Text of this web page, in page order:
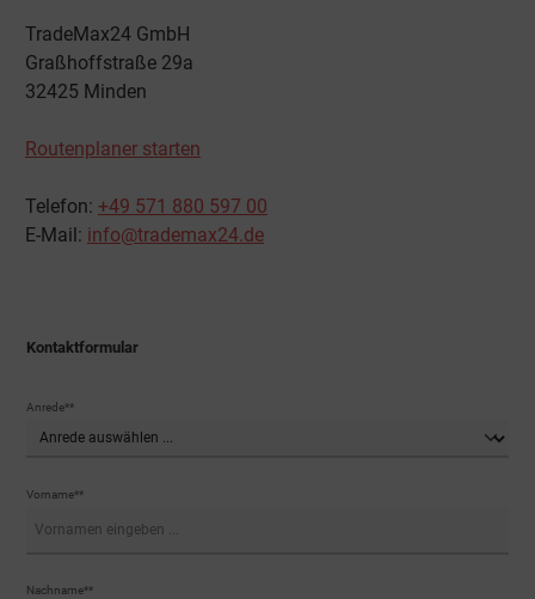
TradeMax24 GmbH
Graßhoffstraße 29a
32425 Minden
Routenplaner starten
Telefon: +49 571 880 597 00
E-Mail: info@trademax24.de
Kontaktformular
Anrede**
Vorname**
Nachname**